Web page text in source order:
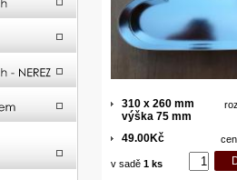
310 x 260 mm
výška 75 mm
49.00Kč
v sadě 1 ks